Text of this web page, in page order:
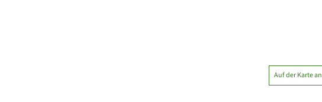
Auf der Karte